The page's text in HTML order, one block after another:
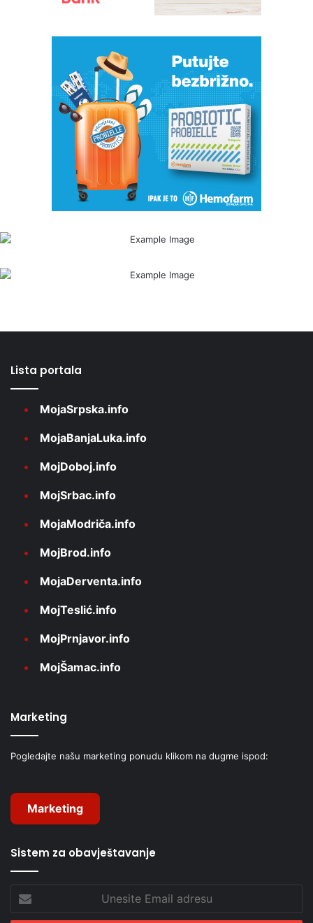
Lista portala
MojaSrpska.info
MojaBanjaLuka.info
MojDoboj.info
MojSrbac.info
MojaModriča.info
MojBrod.info
MojaDerventa.info
MojTeslić.info
MojPrnjavor.info
MojŠamac.info
Marketing
Pogledajte našu marketing ponudu klikom na dugme ispod:
Marketing
Sistem za obavještavanje
Email
adresu